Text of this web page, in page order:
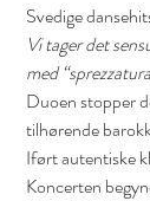
Svedige
Vi tager det
med
Duoen stopper
tilhørende
Iført autentiske
Koncerten